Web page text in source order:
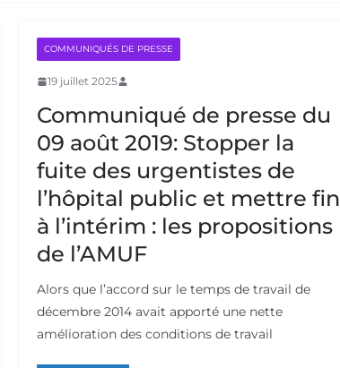
COMMUNIQUÉS DE PRESSE
19 juillet 2025
Communiqué de presse du
09 août 2019: Stopper la
fuite des urgentistes de
l’hôpital public et mettre fin
à l’intérim : les propositions
de l’AMUF
Alors que l’accord sur le temps de travail de
décembre 2014 avait apporté une nette
amélioration des conditions de travail